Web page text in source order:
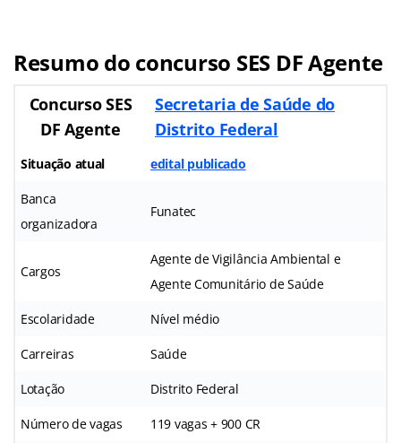
Resumo do concurso SES DF Agente
Concurso SES
DF Agente
Secretaria de Saúde do
Distrito Federal
Situação atual edital publicado
Banca
organizadora
Funatec
Cargos
Agente de Vigilância Ambiental e
Agente Comunitário de Saúde
Escolaridade Nível médio
Carreiras Saúde
Lotação Distrito Federal
Número de vagas 119 vagas + 900 CR